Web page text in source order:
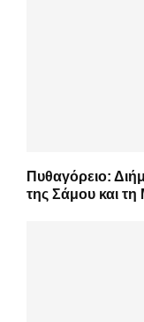
Πυθαγόρειο:
της Σάμου και